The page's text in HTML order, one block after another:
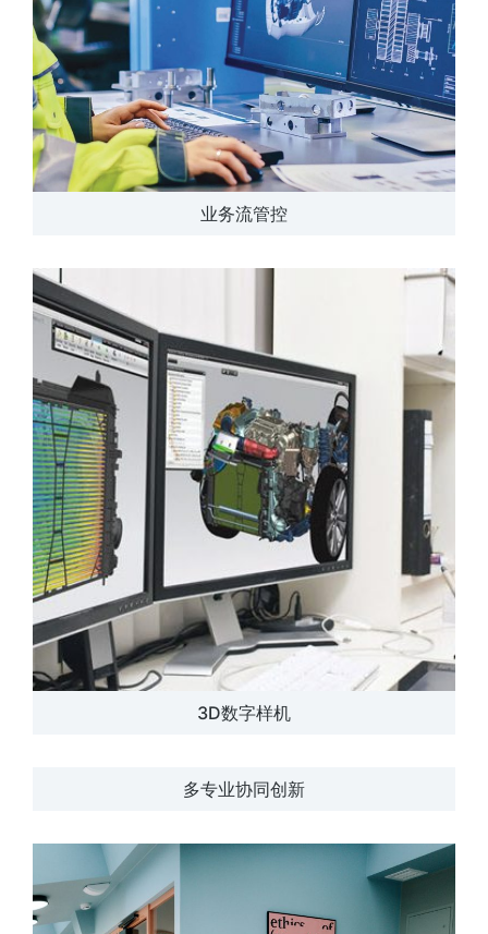
业务流管控
3D数字样机
多专业协同创新